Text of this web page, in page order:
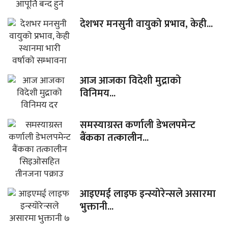
देशभर मनसुनी वायुको प्रभाव, केही...
आज आजका विदेशी मुद्राको
विनिमय...
समस्याग्रस्त कर्णाली डेभलपमेन्ट
बैंकका तत्कालीन...
आइएमई लाइफ इन्स्योरेन्सले असारमा
भुक्तानी...